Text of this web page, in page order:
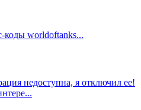
коды worldoftanks...
недоступна, я отключил ее!